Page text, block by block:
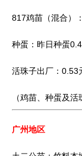
817鸡苗（混合）
种蛋：昨日种蛋
活珠子出厂：0.53
（鸡苗、种蛋及
广州地区